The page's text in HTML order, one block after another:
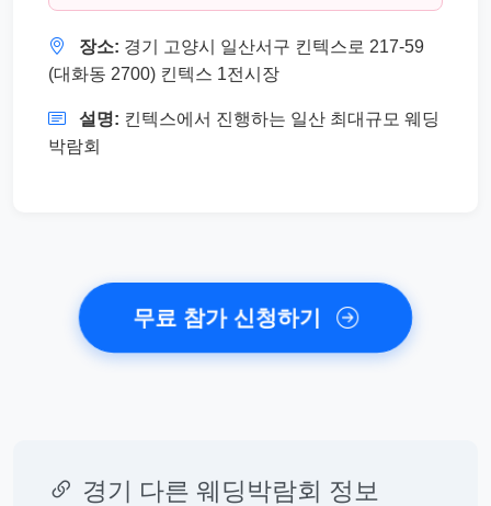
장소: 경기 고양시 일산서구 킨텍스로 217-59
(대화동 2700) 킨텍스 1전시장
설명: 킨텍스에서 진행하는 일산 최대규모 웨딩
박람회
무료 참가 신청하기
경기 다른 웨딩박람회 정보